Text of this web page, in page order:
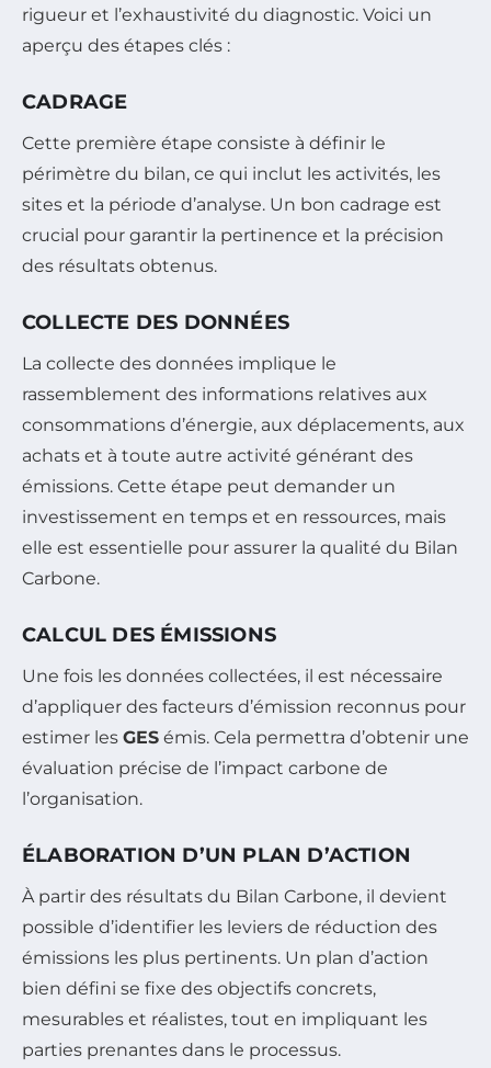
rigueur et l’exhaustivité du diagnostic. Voici un
aperçu des étapes clés :
CADRAGE
Cette première étape consiste à définir le
périmètre du bilan, ce qui inclut les activités, les
sites et la période d’analyse. Un bon cadrage est
crucial pour garantir la pertinence et la précision
des résultats obtenus.
COLLECTE DES DONNÉES
La collecte des données implique le
rassemblement des informations relatives aux
consommations d’énergie, aux déplacements, aux
achats et à toute autre activité générant des
émissions. Cette étape peut demander un
investissement en temps et en ressources, mais
elle est essentielle pour assurer la qualité du Bilan
Carbone.
CALCUL DES ÉMISSIONS
Une fois les données collectées, il est nécessaire
d’appliquer des facteurs d’émission reconnus pour
estimer les GES émis. Cela permettra d’obtenir une
évaluation précise de l’impact carbone de
l’organisation.
ÉLABORATION D’UN PLAN D’ACTION
À partir des résultats du Bilan Carbone, il devient
possible d’identifier les leviers de réduction des
émissions les plus pertinents. Un plan d’action
bien défini se fixe des objectifs concrets,
mesurables et réalistes, tout en impliquant les
parties prenantes dans le processus.